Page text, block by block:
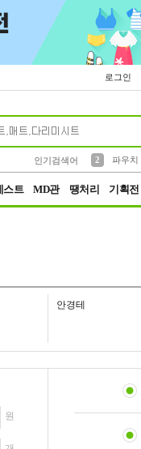
로그인
인기검색어
2
파우치
스트 MD관 땡처리 기획전
안경테
원